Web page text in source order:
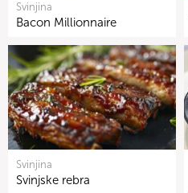
Svinjina
Bacon Millionnaire
Svinjina
Svinjske rebra